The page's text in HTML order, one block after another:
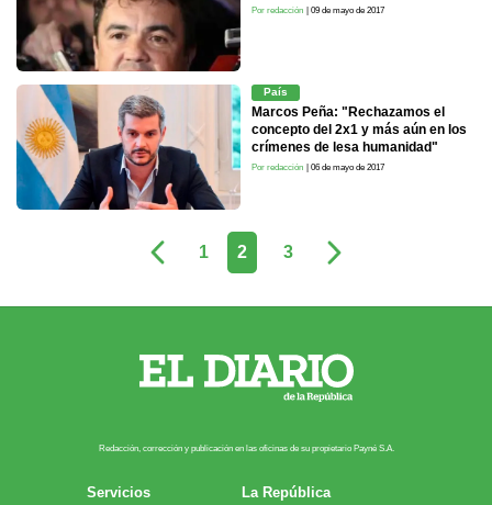
Por redacción | 09 de mayo de 2017
País
Marcos Peña: "Rechazamos el
concepto del 2x1 y más aún en los
crímenes de lesa humanidad"
Por redacción | 06 de mayo de 2017
1 2 3
Redacción, corrección y publicación en las oficinas de su propietario Payn​é S.A.
Servicios
La República